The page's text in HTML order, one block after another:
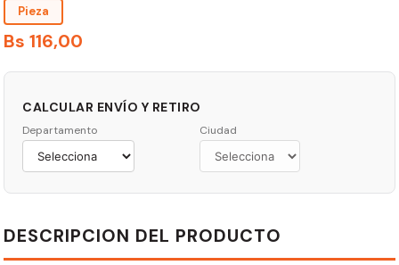
Pieza
Bs 116,00
CALCULAR ENVÍO Y RETIRO
Departamento Ciudad
DESCRIPCION DEL PRODUCTO